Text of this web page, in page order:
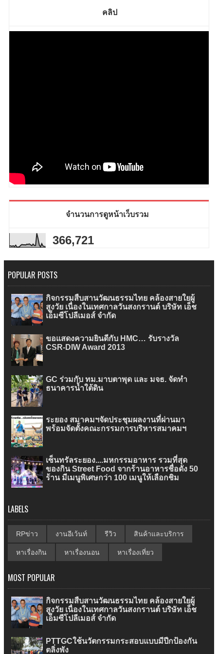
คลิป
จำนวนการดูหน้าเว็บรวม
366,721
POPULAR POSTS
กิจกรรมสืบสานวัฒนธรรมไทย คล้องสายใยผู้
สูงวัย เนื่องในเทศกาลวันสงกรานต์ บริษัท เอ็ช
เอ็มซีโปลีเมอส์ จำกัด
ขอแสดงความยินดีกับ HMC… รับรางวัล
CSR-DIW Award 2013
GC ร่วมกับ ทม.มาบตาพุด และ มจธ. จัดทำ
ธนาคารน้ำใต้ดิน
ระยอง สมาคมฯจัดประชุมผลงานที่ผ่านมา
พร้อมจัดตั้งคณะกรรมการบริหารสมาคมฯ
เซ็นทรัลระยอง....มหกรรมอาหาร รวมที่สุด
ของกิน Street Food จากร้านอาหารชื่อดัง 50
ร้าน มีเมนูพิเศษกว่า 100 เมนูให้เลือกชิม
LABELS
RPข่าว งานอีเว้นท์ รีวิว สินค้าและบริการ
หาเรื่องกิน หาเรื่องนอน หาเรื่องเที่ยว
MOST POPULAR
กิจกรรมสืบสานวัฒนธรรมไทย คล้องสายใยผู้
สูงวัย เนื่องในเทศกาลวันสงกรานต์ บริษัท เอ็ช
เอ็มซีโปลีเมอส์ จำกัด
PTTGCใช้นวัตกรรมกระสอบแบบมีปีกป้องกัน
ตลิ่งพัง